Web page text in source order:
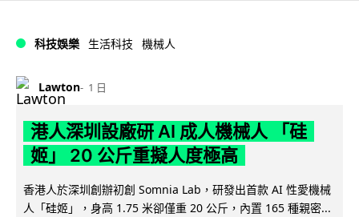
科技娛樂 生活科技 機械人
Lawton 1 日
港人深圳設廠研 AI 成人機械人 「硅
姬」 20 公斤重擬人度極高
香港人於深圳創辦初創 Somnia Lab，研發出首款 AI 性愛機械
人「硅姬」，身高 1.75 米卻僅重 20 公斤，內置 165 種親密...